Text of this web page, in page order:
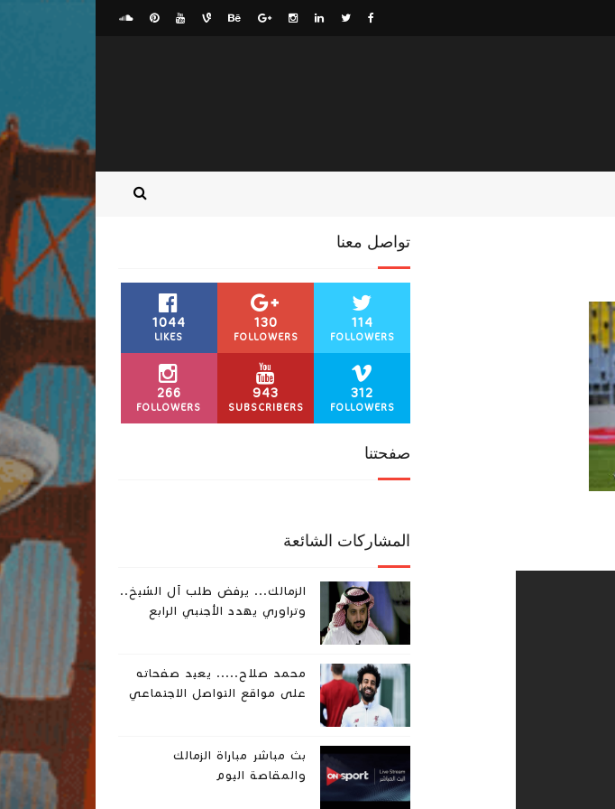
تواصل معنا
114
FOLLOWERS
130
FOLLOWERS
1044
LIKES
312
FOLLOWERS
943
SUBSCRIBERS
266
FOLLOWERS
صفحتنا
المشاركات الشائعة
الزمالك... يرفض طلب آل الشيخ..
وتراوري يهدد الأجنبي الرابع
محمد صلاح..... يعيد صفحاته
على مواقع التواصل الاجتماعي
بث مباشر مباراة الزمالك
والمقاصة اليوم